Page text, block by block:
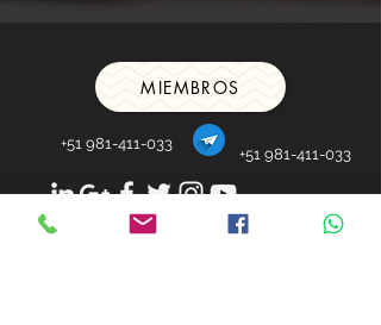
MIEMBROS
+51 981-411-033
+51 981-411-033